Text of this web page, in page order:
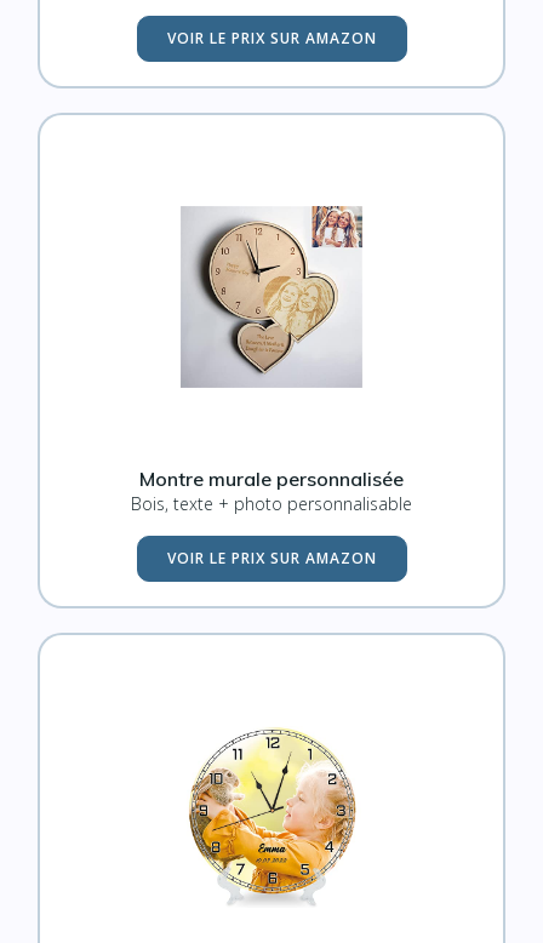
VOIR LE PRIX SUR AMAZON
Montre murale personnalisée
Bois, texte + photo personnalisable
VOIR LE PRIX SUR AMAZON